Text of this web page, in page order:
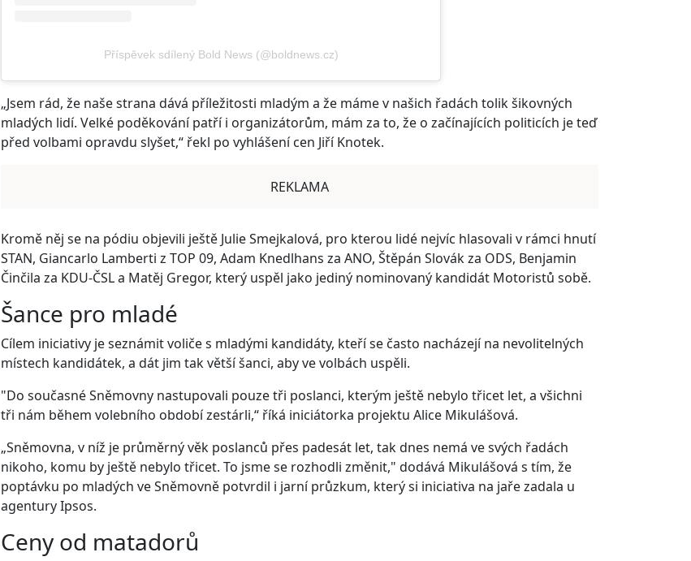
Příspěvek sdílený Bold News (@boldnews.cz)
„Jsem rád, že naše strana dává příležitosti mladým a že máme v našich řadách tolik šikovných
mladých lidí. Velké poděkování patří i organizátorům, mám za to, že o začínajících politicích je teď
před volbami opravdu slyšet,“ řekl po vyhlášení cen Jiří Knotek.
REKLAMA
Kromě něj se na pódiu objevili ještě Julie Smejkalová, pro kterou lidé nejvíc hlasovali v rámci hnutí
STAN, Giancarlo Lamberti z TOP 09, Adam Knedlhans za ANO, Štěpán Slovák za ODS, Benjamin
Činčila za KDU-ČSL a Matěj Gregor, který uspěl jako jediný nominovaný kandidát Motoristů sobě.
Šance pro mladé
Cílem iniciativy je seznámit voliče s mladými kandidáty, kteří se často nacházejí na nevolitelných
místech kandidátek, a dát jim tak větší šanci, aby ve volbách uspěli.
"Do současné Sněmovny nastupovali pouze tři poslanci, kterým ještě nebylo třicet let, a všichni
tři nám během volebního období zestárli,“ říká iniciátorka projektu Alice Mikulášová.
„Sněmovna, v níž je průměrný věk poslanců přes padesát let, tak dnes nemá ve svých řadách
nikoho, komu by ještě nebylo třicet. To jsme se rozhodli změnit," dodává Mikulášová s tím, že
poptávku po mladých ve Sněmovně potvrdil i jarní průzkum, který si iniciativa na jaře zadala u
agentury Ipsos.
Ceny od matadorů